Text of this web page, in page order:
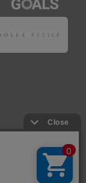
当該会員は、
務等の取引上
れないものと
サービスを利
録」といいま
与を受けるこ
第3条1項の通り
ようになりま